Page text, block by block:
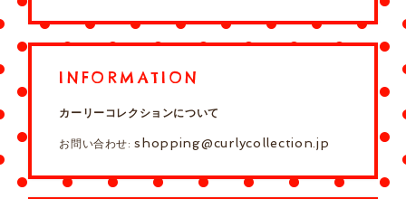
INFORMATION
カーリーコレクションについて
お問い合わせ:shopping@curlycollection.jp